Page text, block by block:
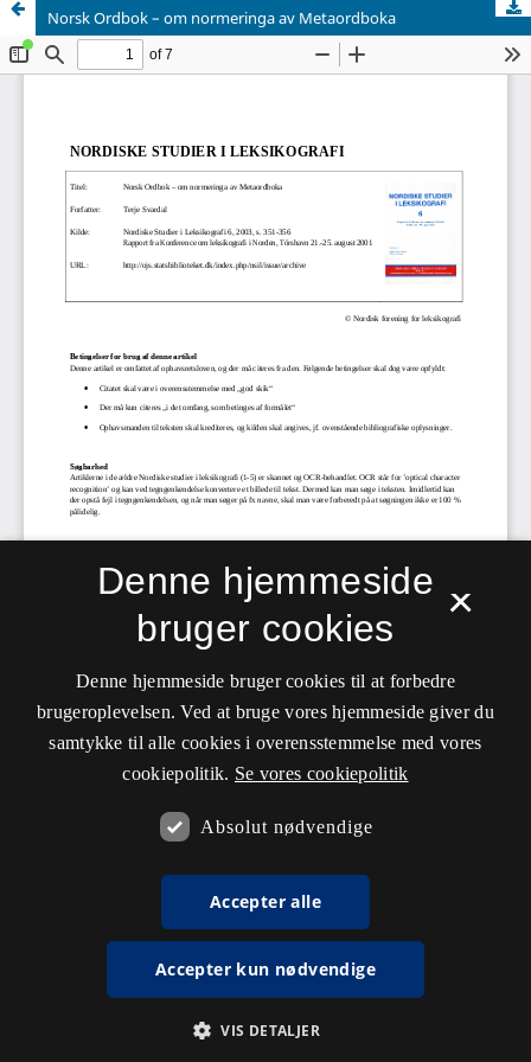
Norsk Ordbok – om normeringa av Metaordboka
×
Denne hjemmeside
bruger cookies
Denne hjemmeside bruger cookies til at forbedre
brugeroplevelsen. Ved at bruge vores hjemmeside giver du
samtykke til alle cookies i overensstemmelse med vores
cookiepolitik. Se vores cookiepolitik
Absolut nødvendige
Accepter alle
Accepter kun nødvendige
VIS DETALJER